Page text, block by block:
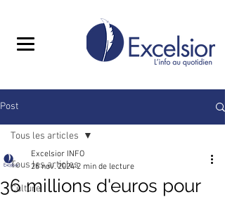
Post
Tous les articles
Culture
Tous les articles
36 millions d'euros pour
Excelsior INFO
26 nov. 2024 2 min de lecture